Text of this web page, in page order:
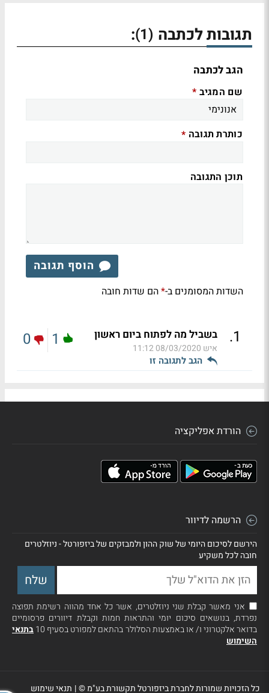
תגובות לכתבה (1)
:
הגב לכתבה
שם המגיב *
כותרת תגובה *
תוכן התגובה
הוסף תגובה
השדות המסומנים ב-*הם שדות חובה
1
. בשביל מה לפתוח ביום ראשון
איש 08/03/2020 11:12
הגב לתגובה זו
1
0
הורדת אפליקציה
הרשמה לדיוור
הירשם לסיכום היומי של שוק ההון ולמבזקים של ביזפורטל - ניוזלטרים
חובה לכל משקיע
אני מאשר קבלת שני ניוזלטרים, אשר כל אחד מהווה רשימת תפוצה
נפרדת, בנושאים סיכום יומי והתראות חמות וקבלת דיוורים פרסומיים
בדואר אלקטרוני ו/ או באמצעות הסלולר בהתאם למפורט בסעיף 10
בתנאי
השימוש
כל הזכויות שמורות לחברת ביזפורטל תקשורת בע"מ ©| תנאי שימוש